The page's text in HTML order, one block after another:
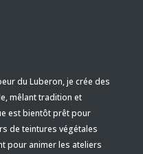
du Luberon, je crée des
mêlant tradition et
est bientôt prêt pour
de teintures végétales
pour animer les ateliers